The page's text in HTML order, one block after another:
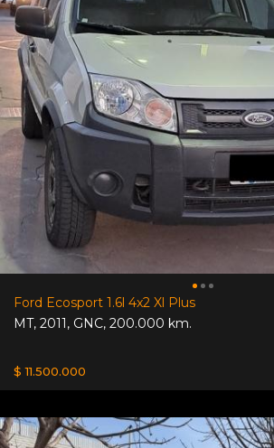
Ford Ecosport 1.6l 4x2 Xl Plus
MT, 2011, GNC, 200.000 km.
$ 11.500.000